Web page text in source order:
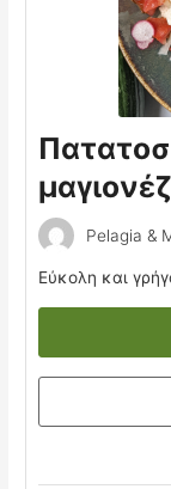
Pelagia &
Εύκολη και